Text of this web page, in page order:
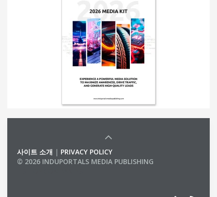
사이트 소개 | PRIVACY POLICY
© 2026 INDUPORTALS MEDIA PUBLISHING